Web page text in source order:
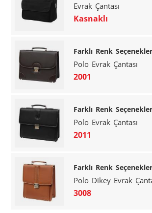
Evrak Çantası
Kasnaklı
Farklı Renk
Polo Evrak Çantası
2001
Farklı Renk
Polo Evrak Çantası
2011
Farklı Renk
Polo Dikey Evrak
3008